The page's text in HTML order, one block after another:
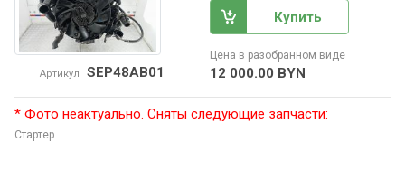
Артикул SEP48AB01
Купить
Цена в разобранном виде
12 000.00 BYN
* Фото неактуально. Сняты следующие запчасти:
Стартер